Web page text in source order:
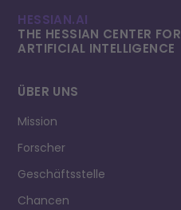
HESSIAN.AI
THE HESSIAN CENTER FOR
ARTIFICIAL INTELLI­GENCE
ÜBER UNS
Mission
Forscher
Geschäftsstelle
Chancen